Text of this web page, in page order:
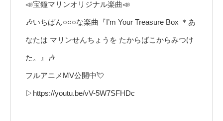
📣宝鐘マリンオリジナル楽曲📣
🎶いちばん○○○な楽曲『I’m Your Treasure Box ＊あ
なたは マリンせんちょうを たからばこからみつけ
た。』🎶
フルアニメMV公開中💘
▷https://youtu.be/vV-5W7SFHDc